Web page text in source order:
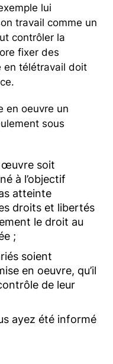
lui
travail comme un
contrôler la
fixer des
en télétravail doit
en oeuvre un
sous
œuvre soit
à l’objectif
atteinte
droits et libertés
le droit au
;
soient
en oeuvre, qu’il
de leur
ayez été informé